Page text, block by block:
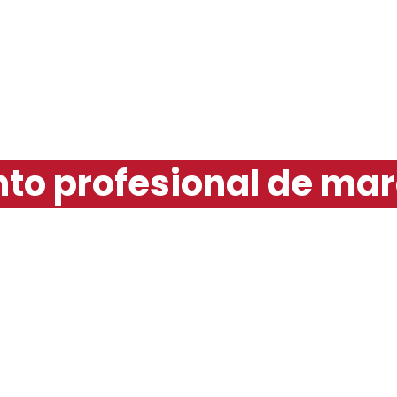
profesional de